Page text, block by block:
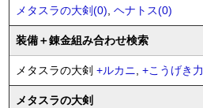
メタスラの大剣(0), ヘナトス(0)
装備＋錬金組み合わせ検索
メタスラの大剣 +ルカニ, +こうげき力
メタスラの大剣